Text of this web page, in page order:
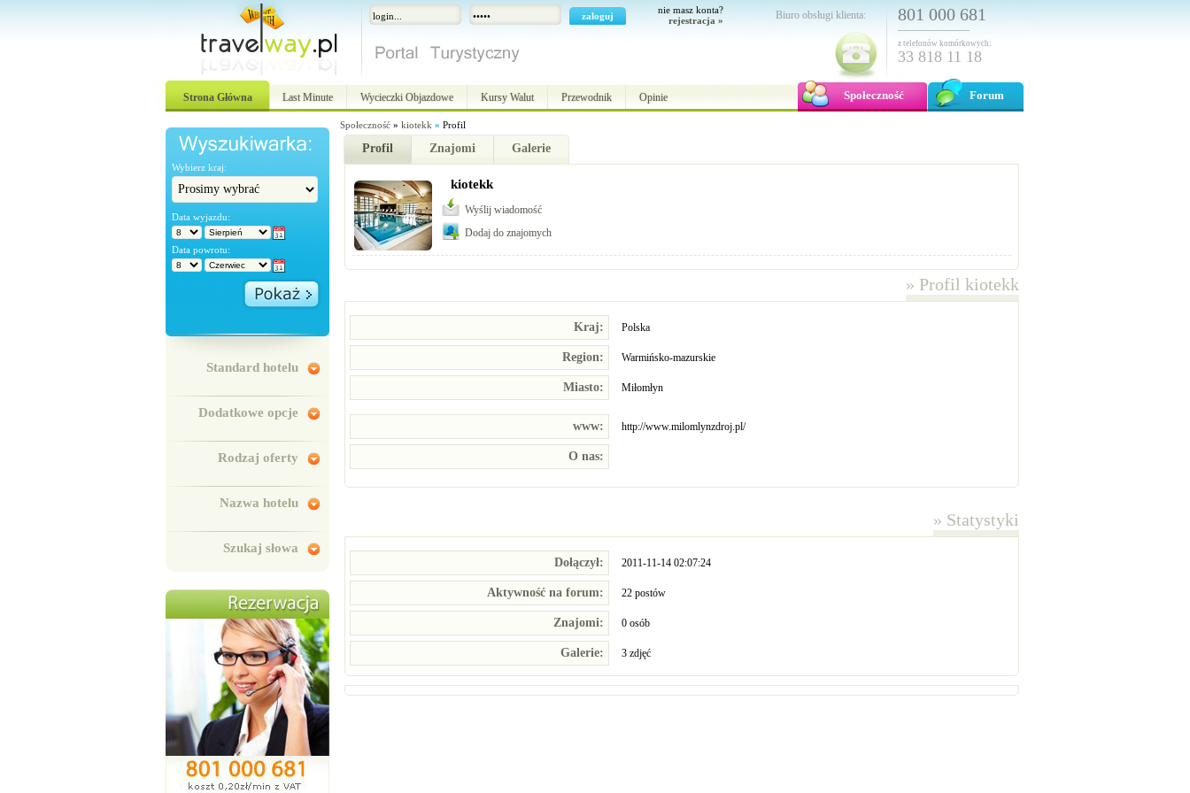
nie masz konta?
rejestracja »
Biuro obsługi klienta: 801 000 681
---------------------------
z telefonów komórkowych:
33 818 11 18
Strona Główna Last Minute Wycieczki Objazdowe Kursy Walut Przewodnik Opinie Forum
Społeczność
Wybierz kraj:
Data wyjazdu:
Data powrotu:
Standard hotelu
Dodatkowe opcje
Rodzaj oferty
Nazwa hotelu
Szukaj słowa
Społeczność » kiotekk » Profil
Profil Znajomi Galerie
kiotekk
Wyślij wiadomość
Dodaj do znajomych
» Profil kiotekk
Kraj: Polska
Region: Warmińsko-mazurskie
Miasto: Miłomłyn
www: http://www.milomlynzdroj.pl/
O nas:
» Statystyki
Dołączył: 2011-11-14 02:07:24
Aktywność na forum: 22 postów
Znajomi: 0 osób
Galerie: 3 zdjęć